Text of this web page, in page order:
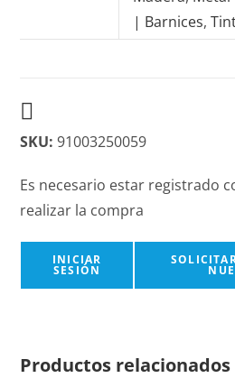
| Barnices,
SKU: 91003250059
Es necesario estar registrado
realizar la compra
INICIAR
SESIÓN
Productos relacionados